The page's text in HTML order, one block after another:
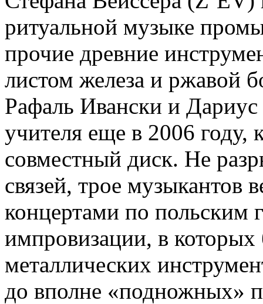
ритуальной музыке
прочие древние
листом железа и ржавой
Рафаль Ивански и Дариус
учителя еще в 2006
совместный диск. Не
связей, трое музыкантов
концертами по польским
импровизации, в которых
металлических
до вполне «подножных»